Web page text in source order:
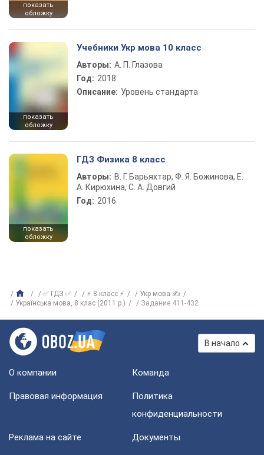
показать
обложку
показать
обложку
Учебники Укр мова 10 класс
Авторы: А. П. Глазова
Год: 2018
Описание: Уровень стандарта
показать
обложку
ГДЗ Физика 8 класс
Авторы: В. Г. Барьяхтар, Ф. Я. Божинова, Е.
А. Кирюхина, С. А. Довгий
Год: 2016
✅ ГДЗ ✅ ⚡ 8 класс ⚡
Укр мова ✍
Українська мова, 8 клас (2011 р.)
Задание 411-432
В начало
О компании Команда
Правовая информация
Политика
конфиденциальности
Реклама на сайте Документы